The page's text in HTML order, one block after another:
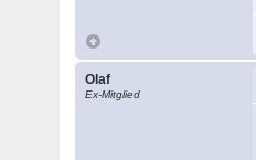
Olaf
Ex-Mitglied